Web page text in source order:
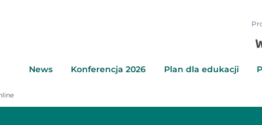
News Konferencja 2026 Plan dla edukacji